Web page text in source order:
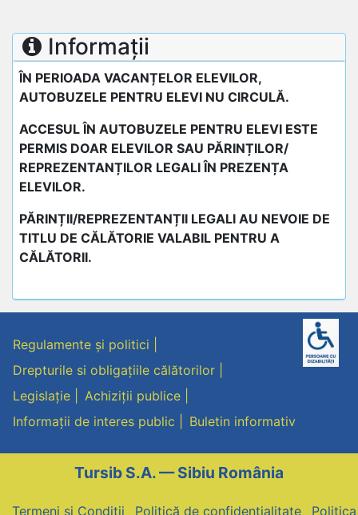
Informații
ÎN PERIOADA VACANȚELOR ELEVILOR,
AUTOBUZELE PENTRU ELEVI NU CIRCULĂ.
ACCESUL ÎN AUTOBUZELE PENTRU ELEVI ESTE
PERMIS DOAR ELEVILOR SAU PĂRINȚILOR/
REPREZENTANȚILOR LEGALI ÎN PREZENȚA
ELEVILOR.
PĂRINȚII/REPREZENTANȚII LEGALI AU NEVOIE DE
TITLU DE CĂLĂTORIE VALABIL PENTRU A
CĂLĂTORII.
Regulamente și politici
Drepturile si obligațiile călătorilor
Legislație
Achiziții publice
Informații de interes public
Buletin informativ
Tursib S.A. — Sibiu România
Termeni și Condiții Politică de confidențialitate